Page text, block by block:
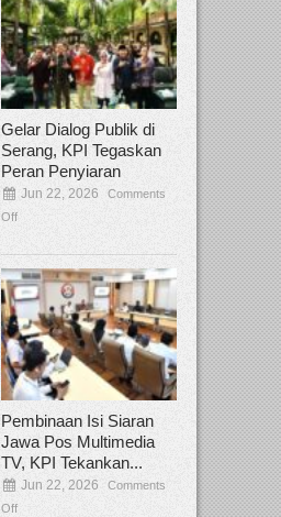
Tamee Irelly Menjadi Juri Open
Film Terbaru...
Sep 08, 2025 Comments Off
Bekasi, Broadcastmagz – Dalam upaya
talenta...
Gelar Dialog Publik di
Serang, KPI Tegaskan
Peran Penyiaran
Jun 22, 2026
Comments
Off
Pembinaan Isi Siaran
Jawa Pos Multimedia
TV, KPI Tekankan...
Jun 22, 2026
Comments
Off